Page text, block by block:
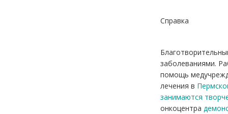
Справка
заболеваниями.
помощь
лечения в
занимаются
онкоцентра